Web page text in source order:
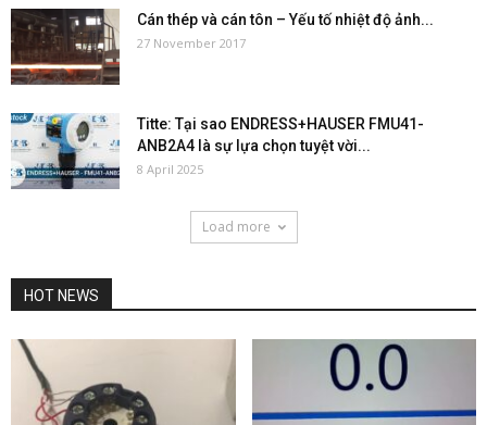
Cán thép và cán tôn – Yếu tố nhiệt độ ảnh...
27 November 2017
Titte: Tại sao ENDRESS+HAUSER FMU41-
ANB2A4 là sự lựa chọn tuyệt vời...
8 April 2025
Load more
HOT NEWS